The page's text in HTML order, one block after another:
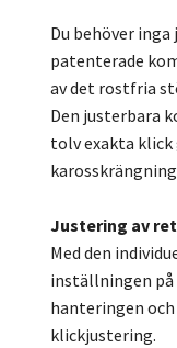
Du behöver
patenterade
av det rostfria
Den justerbara
tolv exakta
Justering av
Med den
inställningen på
hanteringen
klickjustering.